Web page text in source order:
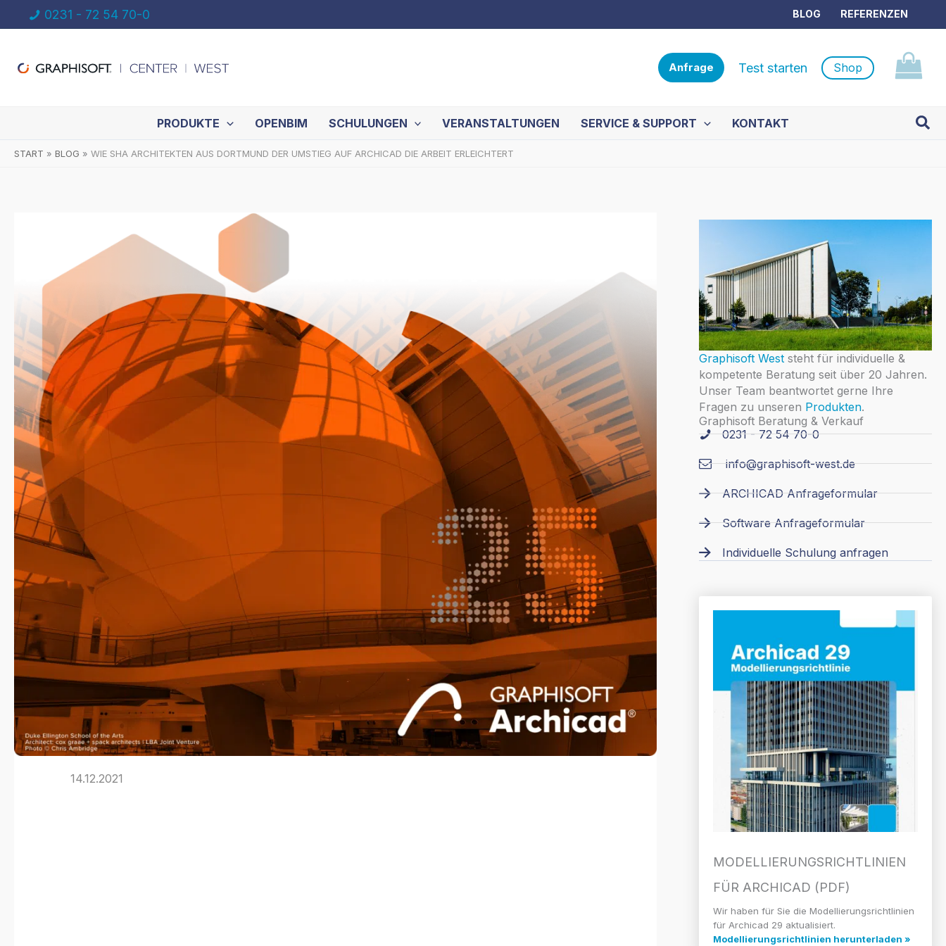
Inhalt
0231 - 72 54 70-0 BLOG REFERENZEN
Anfrage Test starten Shop
PRODUKTE OPENBIM SCHULUNGEN VERANSTALTUNGEN SERVICE & SUPPORT KONTAKT
START BLOG WIE SHA ARCHITEKTEN AUS DORTMUND DER UMSTIEG AUF ARCHICAD DIE ARBEIT ERLEICHTERT
14.12.2021
Graphisoft Weststeht für individuelle &
kompetente Beratung seit über 20 Jahren.
Unser Team beantwortet gerne Ihre
Fragen zu unseren Produkten.
Graphisoft Beratung & Verkauf
0231 - 72 54 70-0
info@graphisoft-west.de
ARCHICAD Anfrageformular
Software Anfrageformular
Individuelle Schulung anfragen
MODELLIERUNGS­RICHTLINIEN
FÜR ARCHICAD (PDF)
Wir haben für Sie die Modellierungsrichtlinien
für Archicad 29 aktualisiert.
Modellierungsrichtlinien herunterladen »